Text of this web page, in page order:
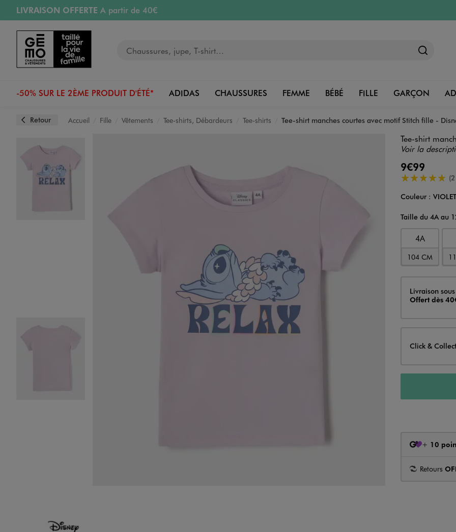
Aller au contenu principal
Aller à la navigation
LIVRAISON OFFERTE A partir de 40€
RETRAIT ET LIVRAISON OFFERTE
RÉSERVATION GRATUITE
4h en magasin
Retours OFFERTSpendant 30 jours
-50% SUR LE 2ÈME PRODUIT D'ÉTÉ* ADIDAS CHAUSSURES FEMME BÉBÉ FILLE GARÇON
Retour Accueil Fille Vêtements Tee-shirts, Débardeurs Tee-shirts Tee-shirt manches courtes avec motif Stitch fille -
Tee-shirt
Voir la
9€99
5/5 de
Couleur
Couleur :
Taille du 4A au
4A
104 CM
Livraison
Livraison
Offert dès
Click &
+ 10
Retours